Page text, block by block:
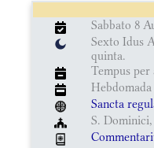
Sabbato 8
Sexto Idus
quinta.
Tempus per
Sancta
S.